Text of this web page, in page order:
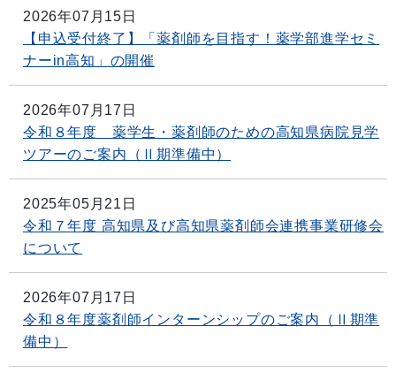
2026年07月15日
【申込受付終了】「薬剤師を目指す！薬学部進学セミ
ナーin高知」の開催
2026年07月17日
令和８年度 薬学生・薬剤師のための高知県病院見学
ツアーのご案内（Ⅱ期準備中）
2025年05月21日
令和７年度 高知県及び高知県薬剤師会連携事業研修会
について
2026年07月17日
令和８年度薬剤師インターンシップのご案内（Ⅱ期準
備中）